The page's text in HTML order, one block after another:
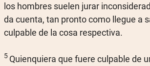
los hombres suelen jurar
da cuenta, tan pronto como llegue a
culpable de la cosa respectiva.
5 Quienquiera que fuere culpable de